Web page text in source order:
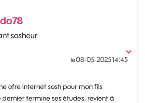
sosheur
le‎08-05-202514:45
ofre internet sosh pour mon fils
dernier termine ses études, revient à